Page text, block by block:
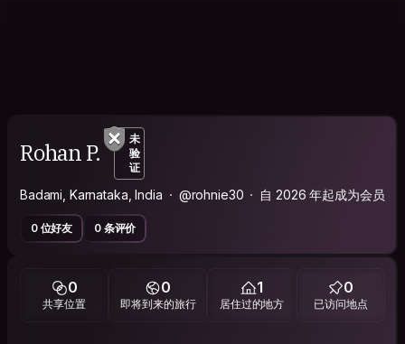
Rohan P.
未
验
证
Badami, Karnataka, India @rohnie30 自 2026 年起成为会员
0 位好友 0 条评价
0
共享位置
0
即将到来的旅行
1
居住过的地方
0
已访问地点